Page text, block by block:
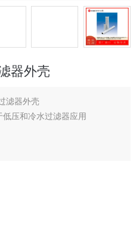
器外壳
滤器外壳
压和冷水过滤器应用